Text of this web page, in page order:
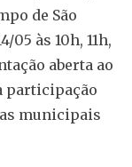
de São
05 às 10h, 11h,
aberta ao
participação
municipais